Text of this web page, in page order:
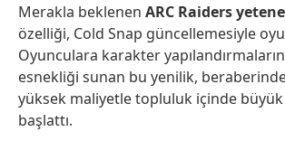
Merakla beklenen ARC Raiders
özelliği, Cold Snap güncellemesiyle
Oyunculara karakter
esnekliği sunan bu yenilik,
yüksek maliyetle topluluk içinde
başlattı.